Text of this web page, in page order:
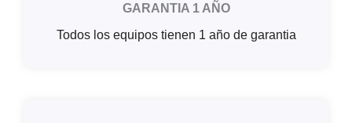
GARANTIA 1 AÑO
Todos los equipos tienen 1 año de garantia